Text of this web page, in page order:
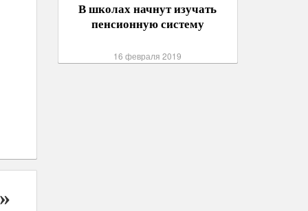
В школах начнут изучать
пенсионную систему
16 февраля 2019